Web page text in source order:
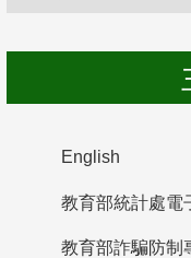
English
教育部詐騙防制